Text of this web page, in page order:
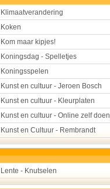
Klimaatverandering
Koken
Kom maar kipjes!
Koningsdag - Spelletjes
Koningsspelen
Kunst en cultuur - Jeroen Bosch
Kunst en cultuur - Kleurplaten
Kunst en cultuur - Online zelf doen
Kunst en Cultuur - Rembrandt
Lente - Knutselen